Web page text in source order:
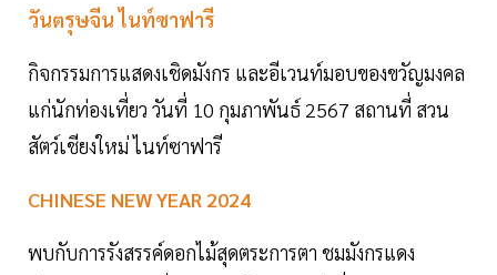
วันตรุษจีน ไนท์ซาฟารี
กิจกรรมการแสดงเชิดมังกร และอีเวนท์มอบของขวัญมงคล
แก่นักท่องเที่ยว วันที่ 10 กุมภาพันธ์ 2567 สถานที่ สวน
สัตว์เชียงใหม่ ไนท์ซาฟารี
CHINESE NEW YEAR 2024
พบกับการรังสรรค์ดอกไม้สุดตระการตา ชมมังกรแดง